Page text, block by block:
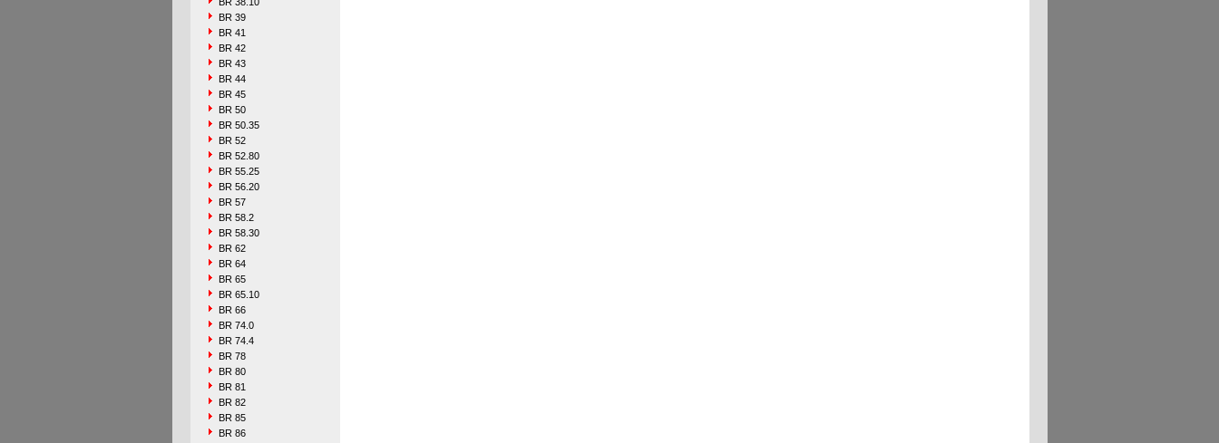
BR 39
BR 41
BR 42
BR 43
BR 44
BR 45
BR 50
BR 50.35
BR 52
BR 52.80
BR 55.25
BR 56.20
BR 57
BR 58.2
BR 58.30
BR 62
BR 64
BR 65
BR 65.10
BR 66
BR 74.0
BR 74.4
BR 78
BR 80
BR 81
BR 82
BR 85
BR 86